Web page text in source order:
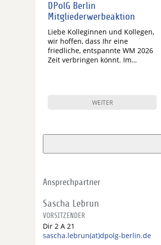
DPolG Berlin
Mitgliederwerbeaktion
Liebe Kolleginnen und Kollegen,
wir hoffen, dass Ihr eine
friedliche, entspannte WM 2026
Zeit verbringen könnt. Im…
WEITER
Ansprechpartner
Sascha Lebrun
VORSITZENDER
Dir 2 A 21
sascha.lebrun(at)dpolg-berlin.de